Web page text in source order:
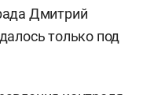
Дмитрий
только под